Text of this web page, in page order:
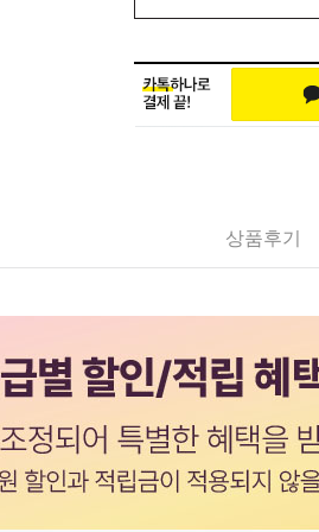
상품후기